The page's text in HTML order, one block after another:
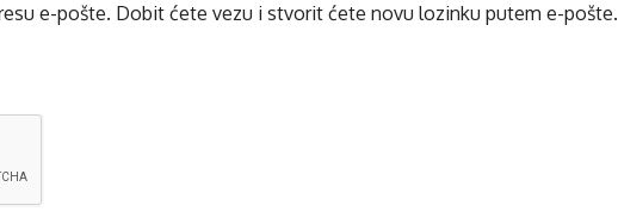
e-pošte. Dobit ćete vezu i stvorit ćete novu lozinku putem e-pošte.